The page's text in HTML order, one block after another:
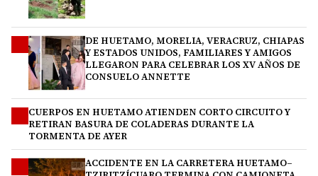
DE HUETAMO, MORELIA, VERACRUZ, CHIAPAS
Y ESTADOS UNIDOS, FAMILIARES Y AMIGOS
LLEGARON PARA CELEBRAR LOS XV AÑOS DE
CONSUELO ANNETTE
CUERPOS EN HUETAMO ATIENDEN CORTO CIRCUITO Y
RETIRAN BASURA DE COLADERAS DURANTE LA
TORMENTA DE AYER
ACCIDENTE EN LA CARRETERA HUETAMO–